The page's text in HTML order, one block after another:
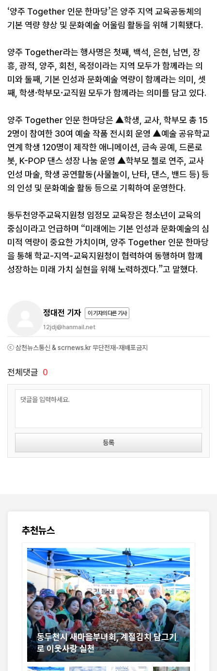
‘양주 Together 인문 한마당’은 양주 지역 교육공동체의
기본 역량 향상 및 문화예술 어울림 활동을 위해 기획됐다.
양주 Together라는 행사명은 첫째, 백석, 은현, 남면, 장
흥, 광적, 양주, 회천, 옥정이라는 지역 모두가 함께라는 의
미와 둘째, 기본 인성과 문화예술 역량이 함께라는 의미, 셋
째, 학생·학부모·교직원 모두가 함께라는 의미를 담고 있다.
양주 Together 인문 한마당은 ▲학생, 교사, 학부모 총 15
2명이 참여한 30여 예술 작품 전시회 운영 ▲예술 공유학교
연계 학생 120명이 제작한 애니메이션, 금속 공예, 드론로
봇, K-POP 댄스 성장 나눔 운영 ▲학부모 첼로 연주, 교사
인성 마술, 학생 공연활동(사물놀이, 난타, 댄스, 밴드 등) 등
의 인성 및 문화예술 활동 등으로 기획하여 운영한다.
동두천양주교육지원청 임정모 교육장은 청소년이 교육의
중심이라고 언급하며 “미래에는 기본 인성과 문화예술의 심
미적 역량이 중요한 가치이며, 양주 Together 인문 한마당
을 통해 학교-지역-교육지원청이 협력하여 동행하며 함께
성장하는 미래 가치 실현을 위해 노력하겠다.”고 말했다.
정대전 기자 이 기자의 다른 기사
12jdj@hanmail.net
ⓒ 삼천뉴스통신 & scrnews.kr 무단전재-재배포금지
전체댓글 0
등록
추천뉴스
동두천시 새마을부녀회, 계절김치 담그기
로 이웃사랑 실천